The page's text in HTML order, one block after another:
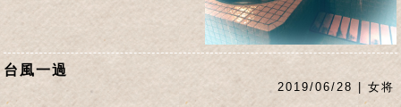
台風一過
2019/06/28 | 女将